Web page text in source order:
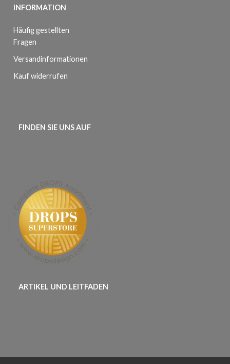
INFORMATION
Häufig gestellten
Fragen
Versandinformationen
Kauf widerrufen
FINDEN SIE UNS AUF
ARTIKEL UND LEITFADEN